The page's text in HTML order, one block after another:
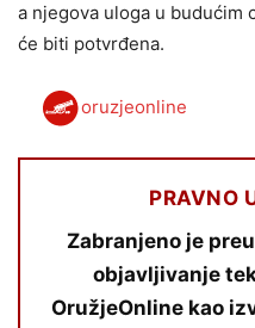
a njegova uloga u budućim
će biti potvrđena.
oruzjeonline
PRAVNO
Zabranjeno je
objavljivanje
OružjeOnline kao